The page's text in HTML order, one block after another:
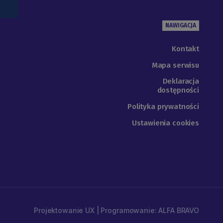
NAWIGACJA
Kontakt
Mapa serwisu
Deklaracja
dostępności
Polityka prywatności
Ustawienia cookies
Projektowanie UX | Programowanie: ALFA BRAVO